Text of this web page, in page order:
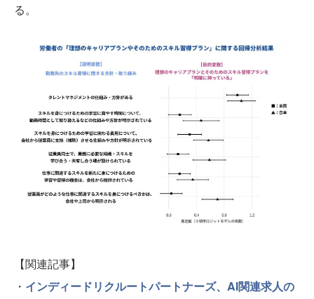
る。
【関連記事】
・ インディードリクルートパートナーズ、AI関連求人の